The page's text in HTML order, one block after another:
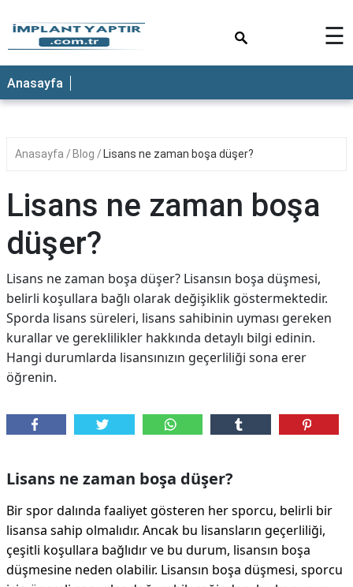
☰
Anasayfa
Anasayfa Blog Lisans ne zaman boşa düşer?
Lisans ne zaman boşa
düşer?
Lisans ne zaman boşa düşer? Lisansın boşa düşmesi,
belirli koşullara bağlı olarak değişiklik göstermektedir.
Sporda lisans süreleri, lisans sahibinin uyması gereken
kurallar ve gereklilikler hakkında detaylı bilgi edinin.
Hangi durumlarda lisansınızın geçerliliği sona erer
öğrenin.
Lisans ne zaman boşa düşer?
Bir spor dalında faaliyet gösteren her sporcu, belirli bir
lisansa sahip olmalıdır. Ancak bu lisansların geçerliliği,
çeşitli koşullara bağlıdır ve bu durum, lisansın boşa
düşmesine neden olabilir. Lisansın boşa düşmesi, sporcu